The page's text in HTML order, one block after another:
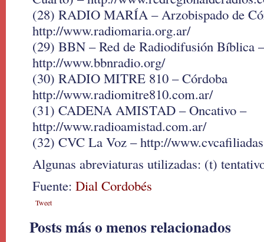
(28) RADIO MARÍA – Arzobispado de
http://www.radiomaria.org.ar/
(29) BBN – Red de Radiodifusión Bíblica –
http://www.bbnradio.org/
(30) RADIO MITRE 810 – Córdoba
http://www.radiomitre810.com.ar/
(31) CADENA AMISTAD – Oncativo –
http://www.radioamistad.com.ar/
(32) CVC La Voz – http://
Algunas abreviaturas utilizadas: (t)
Fuente: Dial Cordobés
Tweet
Posts más o menos relacionados